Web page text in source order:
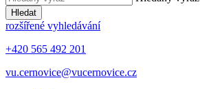
Hledat
rozšířené vyhledávání
+420 565 492 201
vu.cernovice@vucernovice.cz